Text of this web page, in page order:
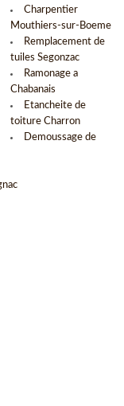
Charpentier
Mouthiers-sur-Boeme
Remplacement de
tuiles Segonzac
Ramonage a
Chabanais
Etancheite de
toiture Charron
Demoussage de